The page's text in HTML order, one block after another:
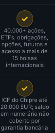
✓
40.000+ ações,
ETFs, obrigações,
opções, futuros e
acesso a mais de
15 bolsas
internacionais
✓
ICF do Chipre até
20.000 EUR; saldo
em numerário não
coberto por
garantia bancária